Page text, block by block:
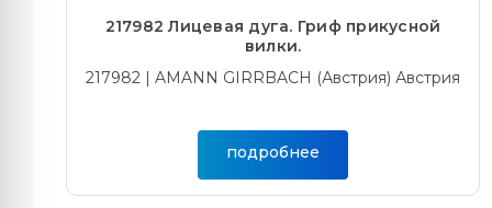
217982 Лицевая дуга. Гриф прикусной
вилки.
217982 | AMANN GIRRBACH (Австрия) Австрия
подробнее